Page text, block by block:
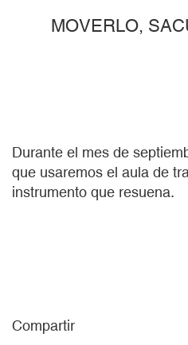
MOVERLO,
Durante el mes de
que usaremos el aula de
instrumento que resuena.
Compartir